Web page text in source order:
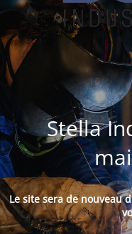
Stella
Le site sera de nouveau